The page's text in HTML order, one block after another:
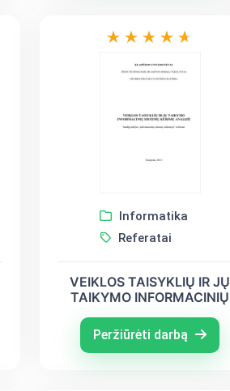
Informatika
Referatai
VEIKLOS TAISYKLIŲ IR JŲ
TAIKYMO INFORMACINIŲ
Peržiūrėti darbą